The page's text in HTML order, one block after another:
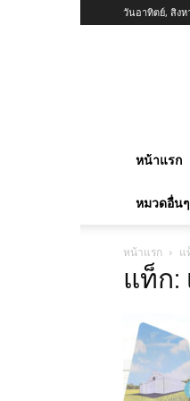
วันอาทิตย์, สิงห
หน้าแรก
หมวดอื่นๆ
หน้าแรก แ
แท็ก: